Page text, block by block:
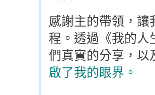
感謝主的帶領，讓
程。透過《我的人
們真實的分享，以
啟了我的眼界。